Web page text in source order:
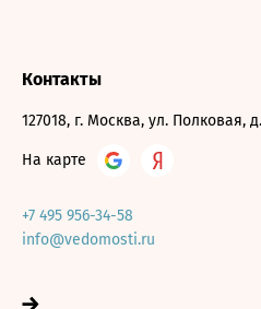
Контакты
127018, г. Москва, ул. Полковая,
На карте
+7 495 956-34-58
info@vedomosti.ru